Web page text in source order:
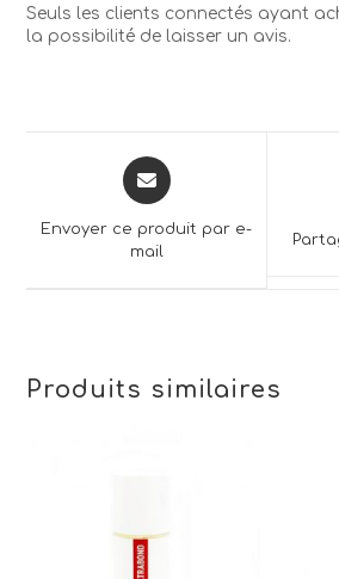
Seuls les clients connectés ayant
la possibilité de laisser un avis.
Opens
in
new
Envoyer ce produit par e-
mail
Produits similaires